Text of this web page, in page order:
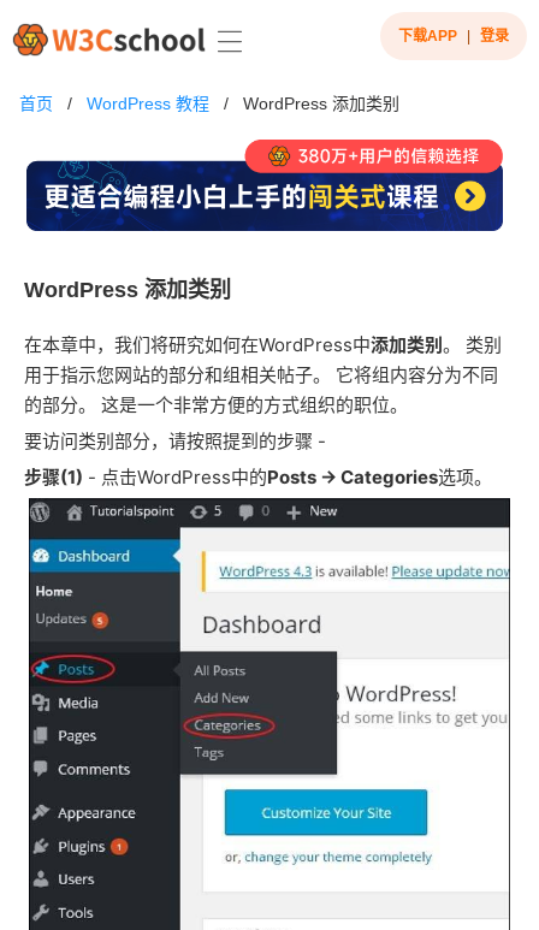
下载APP 登录
首页 / WordPress 教程 / WordPress 添加类别
WordPress 添加类别
在本章中，我们将研究如何在WordPress中添加类别。
类别
用于指示您网站的部分和组相关帖子。
它将组内容分为不同
的部分。
这是一个非常方便的方式组织的职位。
要访问类别部分，请按照提到的步骤 -
步骤(1) - 点击WordPress中的Posts → Categories选项。